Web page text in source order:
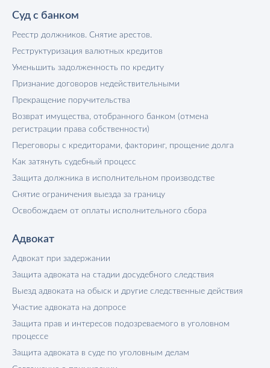
Суд с банком
Реестр должников. Снятие арестов.
Реструктуризация валютных кредитов
Уменьшить задолженность по кредиту
Признание договоров недействительными
Прекращение поручительства
Возврат имущества, отобранного банком (отмена
регистрации права собственности)
Переговоры с кредиторами, факторинг, прощение долга
Как затянуть судебный процесс
Защита должника в исполнительном производстве
Снятие ограничения выезда за границу
Освобождаем от оплаты исполнительного сбора
Адвокат
Адвокат при задержании
Защита адвоката на стадии досудебного следствия
Выезд адвоката на обыск и другие следственные действия
Участие адвоката на допросе
Защита прав и интересов подозреваемого в уголовном
процессе
Защита адвоката в суде по уголовным делам